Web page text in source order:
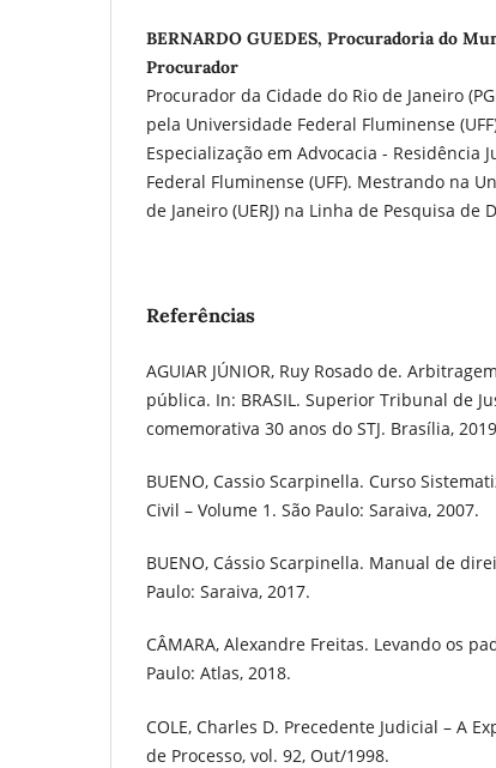
BERNARDO GUEDES, Procuradoria do
Procurador
Procurador da Cidade do Rio de Janeiro
pela Universidade Federal Fluminense
Especialização em Advocacia - Residência
Federal Fluminense (UFF). Mestrando na
de Janeiro (UERJ) na Linha de Pesquisa de
Referências
AGUIAR JÚNIOR, Ruy Rosado de.
pública. In: BRASIL. Superior Tribunal de
comemorativa 30 anos do STJ. Brasília,
BUENO, Cassio Scarpinella. Curso
Civil – Volume 1. São Paulo: Saraiva, 2007.
BUENO, Cássio Scarpinella. Manual de
Paulo: Saraiva, 2017.
CÂMARA, Alexandre Freitas. Levando os
Paulo: Atlas, 2018.
COLE, Charles D. Precedente Judicial – A
de Processo, vol. 92, Out/1998.